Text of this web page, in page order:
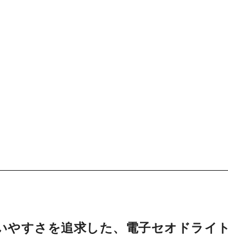
やすさを追求した、電子セオドライト